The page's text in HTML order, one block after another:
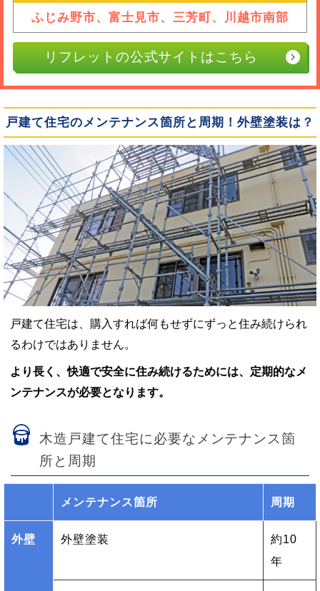
ふじみ野市、富士見市、三芳町、川越市南部
リフレットの公式サイトはこちら
戸建て住宅のメンテナンス箇所と周期！外壁塗装は？
戸建て住宅は、購入すれば何もせずにずっと住み続けられ
るわけではありません。
より長く、快適で安全に住み続けるためには、定期的なメ
ンテナンスが必要となります。
木造戸建て住宅に必要なメンテナンス箇
所と周期
メンテナンス箇所 周期
外壁 外壁塗装
約10
年